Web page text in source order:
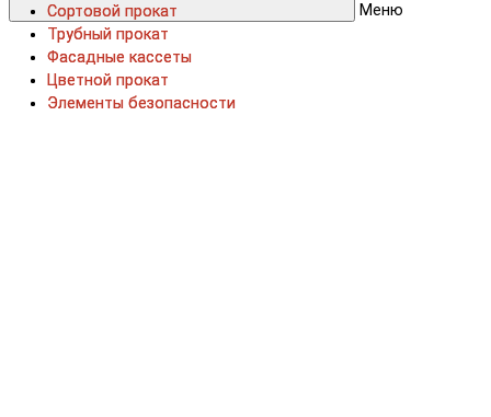
Меню
Сортовой прокат
Трубный прокат
Фасадные кассеты
Цветной прокат
Элементы безопасности
Сортовой прокат
Трубный прокат
Фасадные кассеты
Цветной прокат
Элементы безопасности